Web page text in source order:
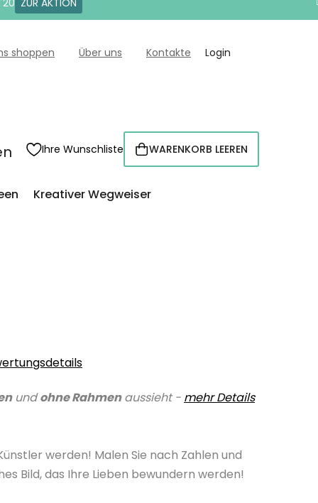
ZUR AKTION
shoppen Über uns Kontakte Login
Ihre Wunschliste WARENKORB
WARENKORB LEEREN
Kreativer Wegweiser
undohne Rahmenaussieht - mehr Details
werden! Malen Sie nach Zahlen und
Bild, das Ihre Lieben bewundern werden!